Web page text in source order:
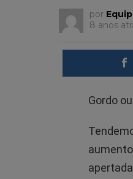
por
8 anos
Gordo